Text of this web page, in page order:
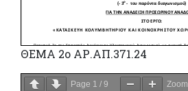
ΘΕΜΑ 2ο ΑΡ.ΑΠ.371.24
Page 1 / 9 Zoom